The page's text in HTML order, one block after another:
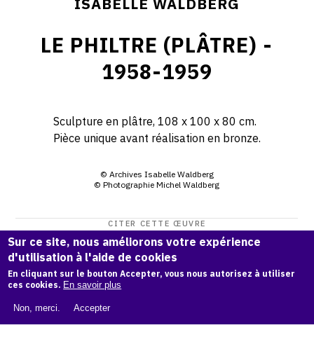
ISABELLE WALDBERG
LE PHILTRE (PLÂTRE) -
1958-1959
Sculpture en plâtre, 108 x 100 x 80 cm.
Pièce unique avant réalisation en bronze.
© Archives Isabelle Waldberg
© Photographie Michel Waldberg
CITER CETTE ŒUVRE
Isabelle Waldberg,Le Philtre (plâtre) - 1958-1959
Catalogue raisonné Isabelle Waldberg
zbrs
COPIER LA CITATION
Sur ce site, nous améliorons votre expérience
d'utilisation à l'aide de cookies
En cliquant sur le bouton Accepter, vous nous autorisez à utiliser
ces cookies. En savoir plus
Non, merci. Accepter